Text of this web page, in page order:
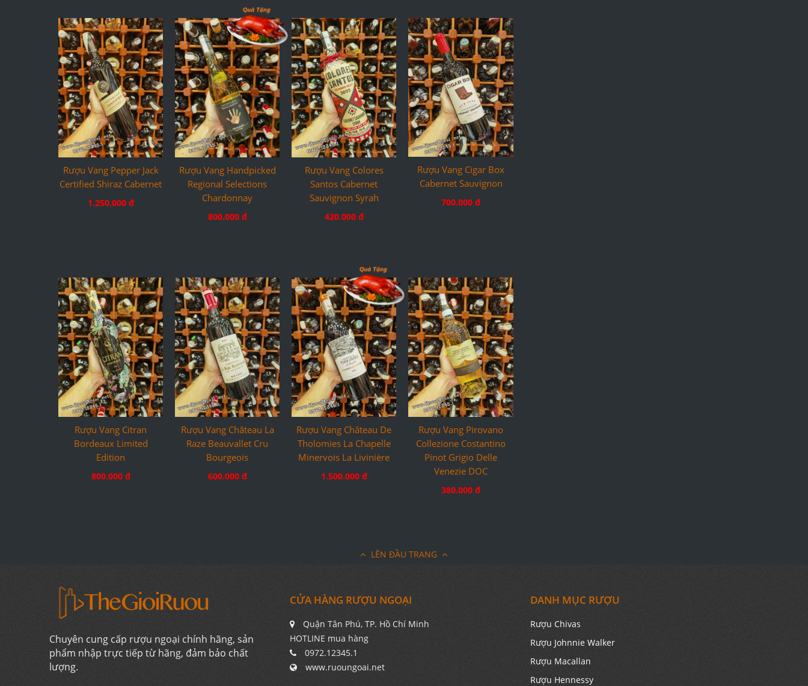
Rượu Vang Pepper Jack
Certified Shiraz Cabernet
1.250.000 đ
Rượu Vang Handpicked
Regional Selections
Chardonnay
800.000 đ
Rượu Vang Colores
Santos Cabernet
Sauvignon Syrah
420.000 đ
Rượu Vang Cigar Box
Cabernet Sauvignon
700.000 đ
Rượu Vang Citran
Bordeaux Limited
Edition
800.000 đ
Rượu Vang Château La
Raze Beauvallet Cru
Bourgeois
600.000 đ
Rượu Vang Château De
Tholomies La Chapelle
Minervois La Livinière
1.500.000 đ
Rượu Vang Pirovano
Collezione Costantino
Pinot Grigio Delle
Venezie DOC
380.000 đ
LÊN ĐẦU TRANG
Chuyên cung cấp rượu ngoại chính hãng, sản
phẩm nhập trực tiếp từ hãng, đảm bảo chất
lượng.
CỬA HÀNG RƯỢU NGOẠI
Quận Tân Phú, TP. Hồ Chí Minh
HOTLINE mua hàng
0972.12345.1
www.ruoungoai.net
DANH MỤC RƯỢU
Rượu Chivas
Rượu Johnnie Walker
Rượu Macallan
Rượu Hennessy